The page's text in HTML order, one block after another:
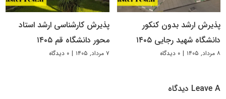
پذیرش ارشد بدون کنکور
دانشگاه شهید رجایی ۱۴۰۵
۸ مرداد, ۱۴۰۵ | ۰ دیدگاه
پذیرش کارشناسی ارشد استاد
محور دانشگاه قم ۱۴۰۵
۷ مرداد, ۱۴۰۵ | ۰ دیدگاه
Leave A دیدگاه